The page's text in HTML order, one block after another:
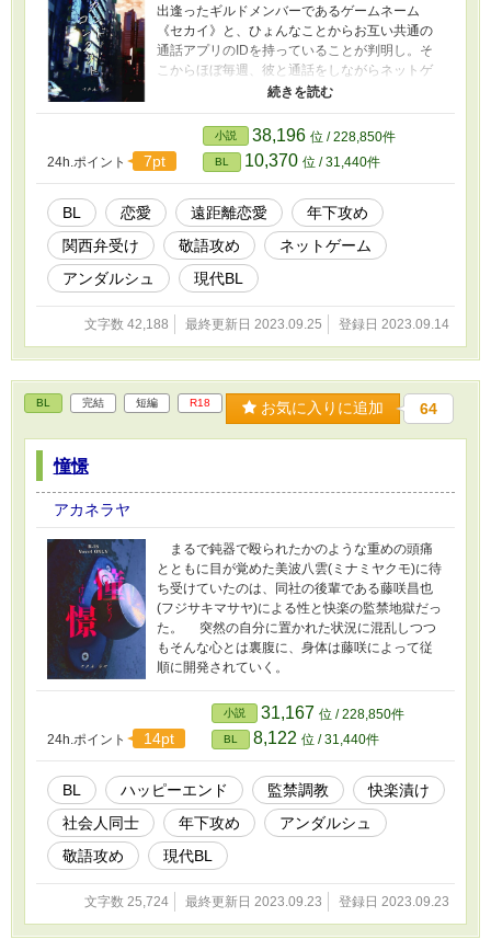
出逢ったギルドメンバーであるゲームネーム
《セカイ》と、ひょんなことからお互い共通の
通話アプリのIDを持っていることが判明し。そ
こからほぼ毎週、彼と通話をしながらネットゲ
ームをするのが常となっていた。通話を通じる
そんなある時。いつものように通話をする予
定が、セカイの通話が不調になり彼の様子もお
かしいため、弥汲は単身東京から大阪にあるセ
カイ邸に向かう事を決意するのだった。 長年
想いを密かに募らせていた相手の自宅に到着し
来客すると、そこにはとんでもない姿の想い人
が立っていて……？
24h.ポイント 7pt
小説 38,196 位 / 228,850件
BL 10,370 位 / 31,440件
BL 恋愛 遠距離恋愛
年下攻め
関西弁受け
敬語攻め
ネットゲーム
アンダルシュ
現代BL
文字数 42,188 最終更新日 2023.09.25 登録日 2023.09.14
BL 完結 短編 R18 お気に入りに追加 64
憧憬
アカネラヤ
まるで鈍器で殴られたかのような重めの頭痛
とともに目が覚めた美波八雲(ミナミヤクモ)に待
ち受けていたのは、同社の後輩である藤咲昌也
(フジサキマサヤ)による性と快楽の監禁地獄だっ
た。 突然の自分に置かれた状況に混乱しつつ
もそんな心とは裏腹に、身体は藤咲によって従
順に開発されていく。
24h.ポイント 14pt
小説 31,167 位 / 228,850件
BL 8,122 位 / 31,440件
BL ハッピーエンド 監禁調教
快楽漬け
社会人同士
年下攻め
アンダルシュ
敬語攻め
現代BL
文字数 25,724 最終更新日 2023.09.23 登録日 2023.09.23